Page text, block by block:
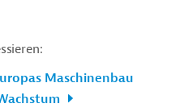
Maschinenbau